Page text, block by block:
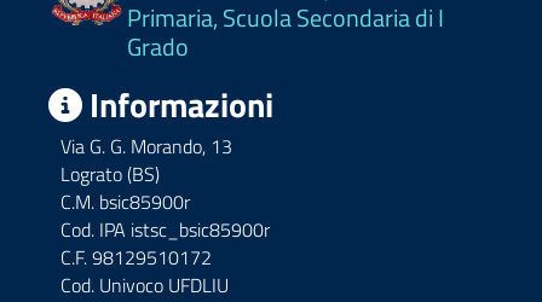
Primaria, Scuola Secondaria di I
Grado
Informazioni
Via G. G. Morando, 13
Lograto (BS)
C.M. bsic85900r
Cod. IPA istsc_bsic85900r
C.F. 98129510172
Cod. Univoco UFDLIU